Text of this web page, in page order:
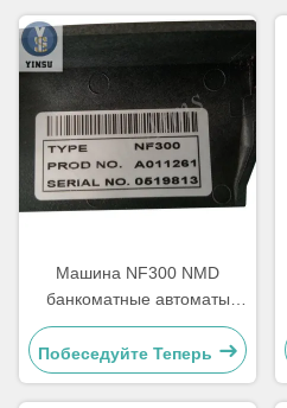
Машина NF300 NMD
банкоматные автоматы
Части Заметка питатель
A011261 Для киоска
игровой машины
Побеседуйте Теперь